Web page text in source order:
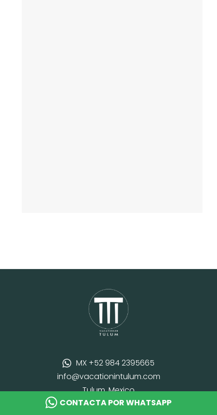
CONTACTA POR WHATSAPP
MX +52 984 2395665
info@vacationintulum.com
Tulum, Mexico